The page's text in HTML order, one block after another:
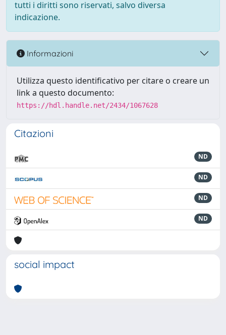
tutti i diritti sono riservati, salvo diversa
indicazione.
Informazioni
Utilizza questo identificativo per citare o creare un
link a questo documento:
https://hdl.handle.net/2434/1067628
Citazioni
ND
ND
ND
ND
social impact